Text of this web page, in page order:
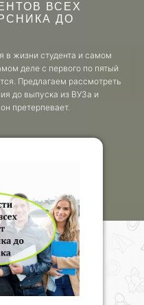
ВСЕХ
ДО
в жизни студента и самом
деле с первого по пятый
Предлагаем рассмотреть
до выпуска из ВУЗа и
претерпевает.